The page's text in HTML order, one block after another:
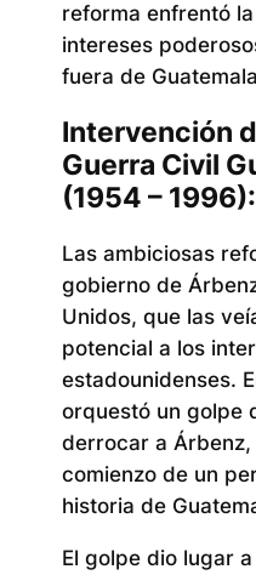
reforma enfrentó
intereses
fuera de
Intervención
Guerra Civil
(1954 – 1996):
Las ambiciosas
gobierno de
Unidos, que las
potencial a los
estadounidenses.
orquestó un golpe
derrocar a
comienzo de un
historia de
El golpe dio lugar